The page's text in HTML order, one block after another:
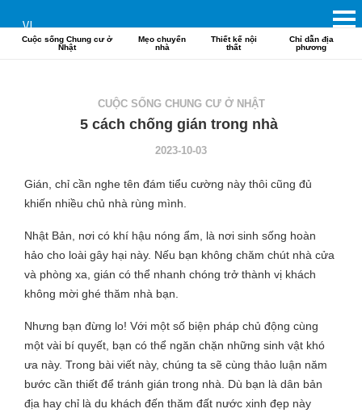
Cuộc sống Chung cư ở
Nhật
Mẹo chuyển
nhà
Thiết kế nội
thất
Chỉ dẫn địa
phương
VI
CUỘC SỐNG CHUNG CƯ Ở NHẬT
5 cách chống gián trong nhà
2023-10-03
Gián, chỉ cần nghe tên đám tiểu cường này thôi cũng đủ
khiến nhiều chủ nhà rùng mình.
Nhật Bản, nơi có khí hậu nóng ẩm, là nơi sinh sống hoàn
hảo cho loài gây hại này. Nếu bạn không chăm chút nhà cửa
và phòng xa, gián có thể nhanh chóng trở thành vị khách
không mời ghé thăm nhà bạn.
Nhưng bạn đừng lo! Với một số biện pháp chủ động cùng
một vài bí quyết, bạn có thể ngăn chặn những sinh vật khó
ưa này. Trong bài viết này, chúng ta sẽ cùng thảo luận năm
bước cần thiết để tránh gián trong nhà. Dù bạn là dân bản
địa hay chỉ là du khách đến thăm đất nước xinh đẹp này